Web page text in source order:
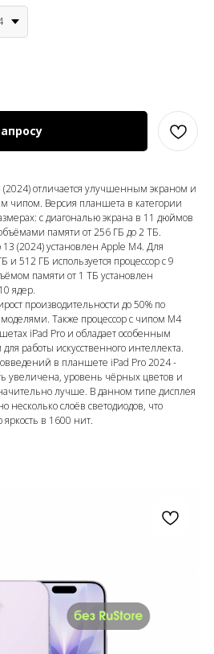
(2024) отличается улучшенным экраном и
чипом. Версия планшета в категории
с диагональю экрана в 11 дюймов
памяти от 256 ГБ до 2 ТБ.
(2024) установлен Apple M4. Для
и 512 ГБ используется процессор с 9
памяти от 1 ТБ установлен
ядер.
производительности до 50% по
Также процессор с чипом M4
iPad Pro и обладает особенным
работы искусственного интеллекта.
в планшете iPad Pro 2024 -
увеличена, уровень чёрных цветов и
лучше. В данном типе дисплея
несколько слоёв светодиодов, что
яркость в 1600 нит.